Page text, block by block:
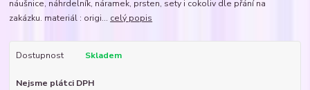
náušnice, náhrdelník, náramek, prsten, sety i cokoliv dle přání na
zakázku. materiál : origi... celý popis
Dostupnost Skladem
Nejsme plátci DPH